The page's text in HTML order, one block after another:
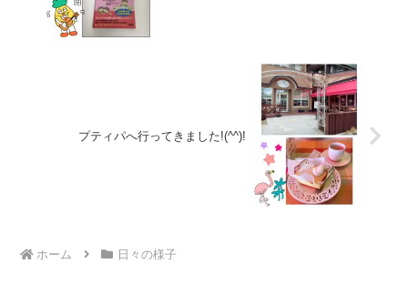
プティパへ行ってきました!(^^)!
ホーム 日々の様子